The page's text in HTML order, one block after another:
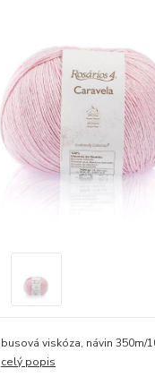
viskóza, návin 350m/
celý popis